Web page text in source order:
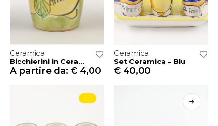
Ceramica
Bicchierini in Ceramica Vietri – VERDE PISELLO
A partire da: € 4,00
Ceramica
Set Ceramica – Blu
€ 40,00